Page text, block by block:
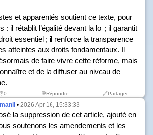
et apparentés soutient ce texte, pour
: il rétablit l’égalité devant la loi ; il garantit
essentiel ; il renforce la transparence
atteintes aux droits fondamentaux. Il
de faire vivre cette réforme, mais
et de la diffuser au niveau de
0 💬Répondre 🔗Partager
• 2026 Apr 16, 15:33:33
la suppression de cet article, ajouté en
soutenons les amendements et les